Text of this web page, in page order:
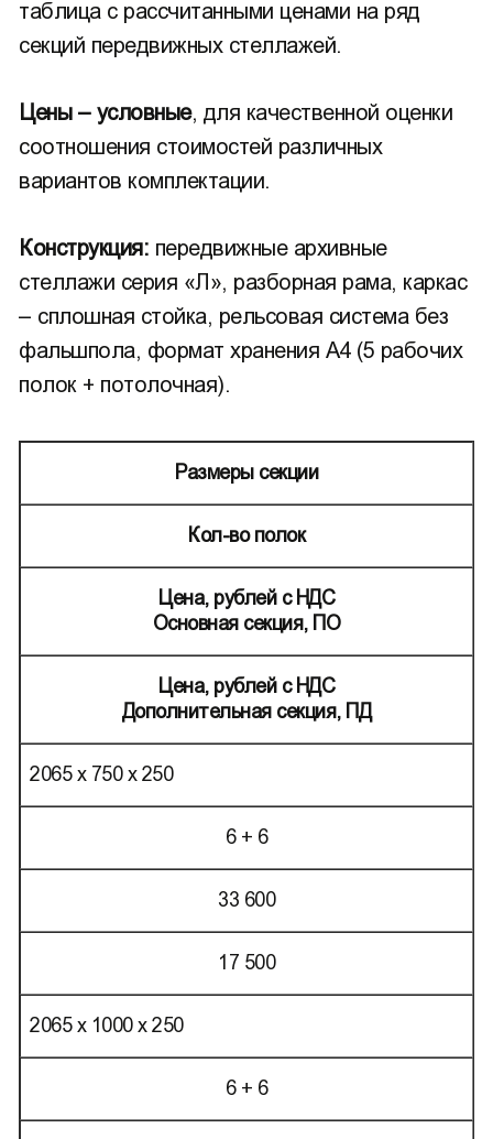
таблица с рассчитанными ценами на ряд
секций передвижных стеллажей.
Цены – условные, для качественной оценки
соотношения стоимостей различных
вариантов комплектации.
Конструкция: передвижные архивные
стеллажи серия «Л», разборная рама, каркас
– сплошная стойка, рельсовая система без
фальшпола, формат хранения А4 (5 рабочих
полок + потолочная).
Размеры секции
Кол-во полок
Цена, рублей с НДС
Основная секция, ПО
Цена, рублей с НДС
Дополнительная секция, ПД
2065 х 750 х 250
6 + 6
33 600
17 500
2065 х 1000 х 250
6 + 6